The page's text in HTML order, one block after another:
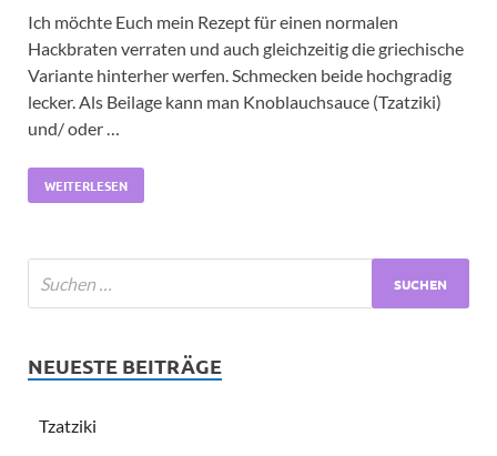
Ich möchte Euch mein Rezept für einen normalen
Hackbraten verraten und auch gleichzeitig die griechische
Variante hinterher werfen. Schmecken beide hochgradig
lecker. Als Beilage kann man Knoblauchsauce (Tzatziki)
und/ oder …
WEITERLESEN
NEUESTE BEITRÄGE
Tzatziki